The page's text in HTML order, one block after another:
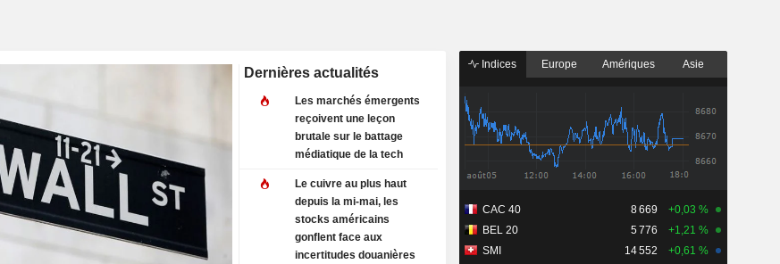
Dernières actualités
Les marchés émergents
reçoivent une leçon
brutale sur le battage
médiatique de la tech
Le cuivre au plus haut
depuis la mi-mai, les
stocks américains
gonflent face aux
incertitudes douanières
Indices Europe Amériques Asie
CAC 40 8 669
+0,03 %
BEL 20
5 776
+1,21 %
SMI
14 552
+0,61 %